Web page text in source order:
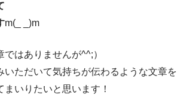
m(_ _)m
はありませんが^^;）
いただいて気持ちが伝わるような文章を
まいりたいと思います！